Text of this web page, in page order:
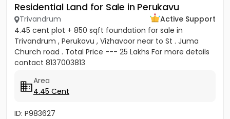
Residential Land for Sale in Perukavu
Trivandrum
Active Support
4.45 cent plot + 850 sqft foundation for sale in
Trivandrum , Perukavu , Vizhavoor near to St . Juma
Church road . Total Price --- 25 Lakhs For more details
contact 8137003813
Area
4.45 Cent
ID: P983627